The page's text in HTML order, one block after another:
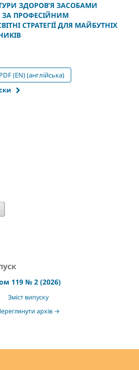
ЗДОРОВ’Я ЗАСОБАМИ
ЗА ПРОФЕСІЙНИМ
СТРАТЕГІЇ ДЛЯ МАЙБУТНІХ
PDF (EN) (англійська)
119 № 2 (2026)
Зміст випуску
архів →